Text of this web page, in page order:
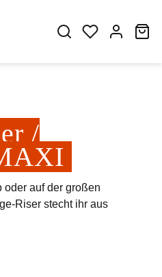
/
oder auf der großen
Riser stecht ihr aus